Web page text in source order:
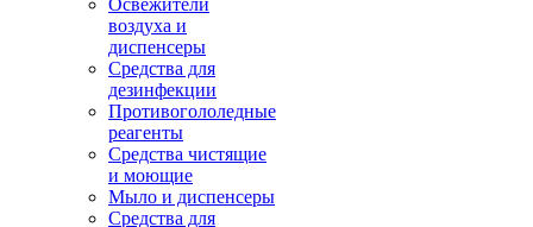
Освежители
воздуха и
диспенсеры
Средства для
дезинфекции
Противогололедные
реагенты
Средства чистящие
и моющие
Мыло и диспенсеры
Средства для